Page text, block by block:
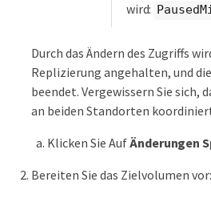
wird:
Durch das Ändern des Zugriffs
Replizierung angehalten, und
beendet. Vergewissern Sie sich,
an beiden Standorten
Klicken Sie AufÄnderungen
Bereiten Sie das Zielvolumen vor: